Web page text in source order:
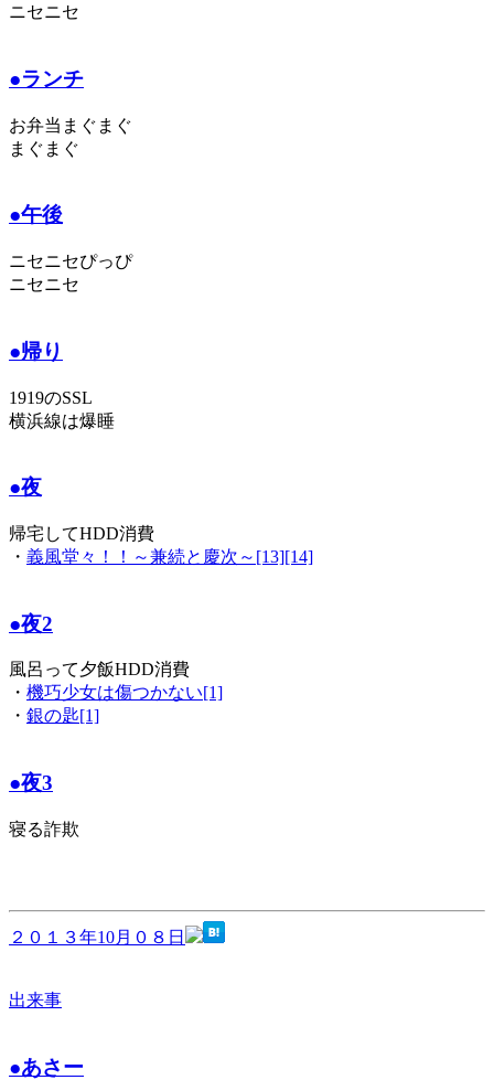
ニセニセ
●ランチ
お弁当まぐまぐ
まぐまぐ
●午後
ニセニセぴっぴ
ニセニセ
●帰り
1919のSSL
横浜線は爆睡
●夜
帰宅してHDD消費
・ 義風堂々！！～兼続と慶次～[13][14]
●夜2
風呂って夕飯HDD消費
・ 機巧少女は傷つかない[1]
・ 銀の匙[1]
●夜3
寝る詐欺
２０１３年10月０８日
出来事
●あさー